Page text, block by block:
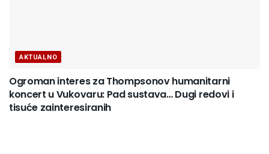
AKTUALNO
Ogroman interes za Thompsonov humanitarni
koncert u Vukovaru: Pad sustava… Dugi redovi i
tisuće zainteresiranih